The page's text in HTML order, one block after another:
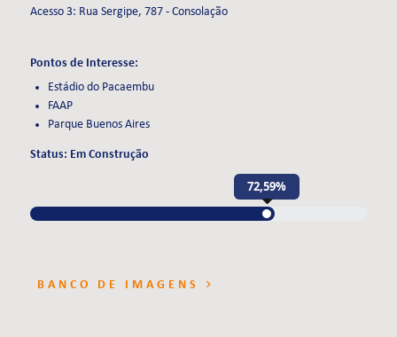
Acesso 3: Rua Sergipe, 787 - Consolação
Pontos de Interesse:
Estádio do Pacaembu
FAAP
Parque Buenos Aires
Status: Em Construção
BANCO DE IMAGENS
72,59%